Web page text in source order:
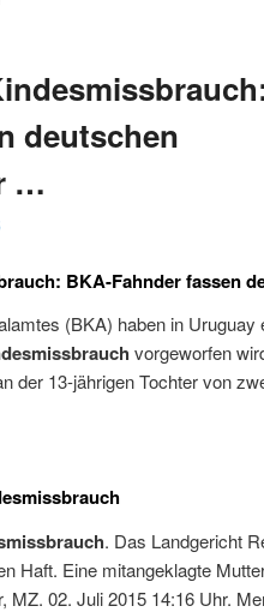
deutschen
…
BKA-Fahnder fassen
(BKA) haben in Uruguay
vorgeworfen
der 13-jährigen Tochter von
. Das Landgericht
Haft. Eine mitangeklagte
MZ. 02. Juli 2015 14:16 Uhr.